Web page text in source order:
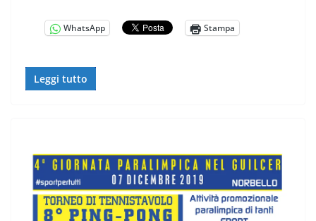
WhatsApp Stampa
Leggi tutto